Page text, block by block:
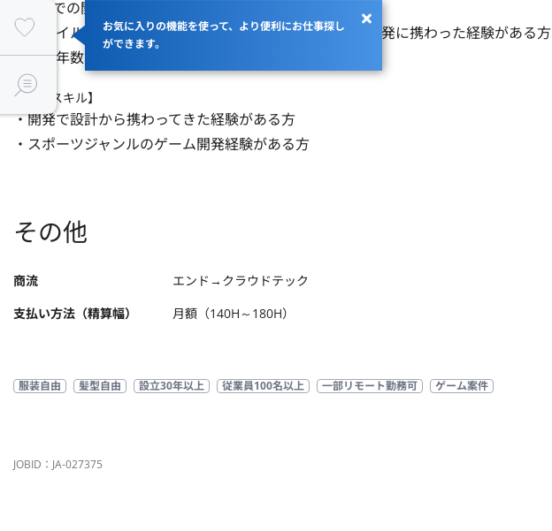
お気に入りの機能を使って、より便利にお仕事探し
ができます。
・C++での開発経験がある方
・モバイルゲーム、コンシューマーゲームのいずれかの開発に携わった経験がある方
※経験年数目安は3年程度ある方が望ましいです。
【歓迎スキル】
・開発で設計から携わってきた経験がある方
・スポーツジャンルのゲーム開発経験がある方
その他
商流
エンド→クラウドテック
支払い方法（精算幅）
月額（140H～180H）
服装自由 髪型自由 設立30年以上 従業員100名以上 一部リモート勤務可 ゲーム案件
JOBID：JA-027375